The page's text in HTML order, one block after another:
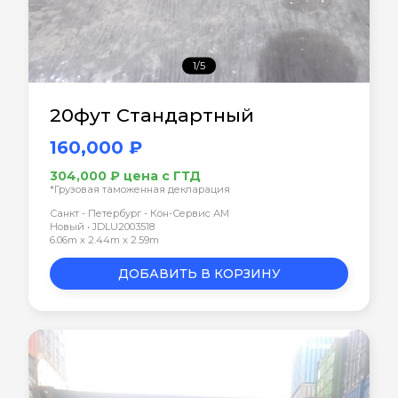
1/5
20фут Стандартный
160,000 ₽
304,000 ₽ цена с ГТД
*Грузовая таможенная декларация
Санкт - Петербург - Кон-Сервис АМ
Новый • JDLU2003518
6.06m x 2.44m x 2.59m
ДОБАВИТЬ В КОРЗИНУ